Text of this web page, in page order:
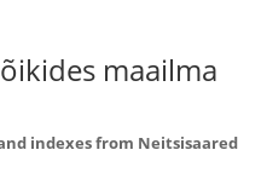
maailma
indexes from Neitsisaared